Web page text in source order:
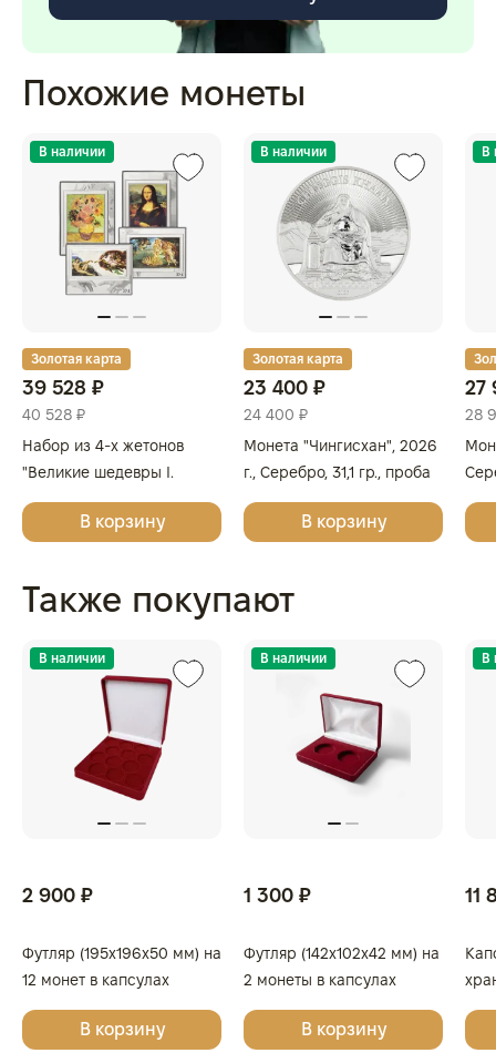
Похожие монеты
В наличии
Золотая карта
39 528 ₽
40 528 ₽
Набор из 4-х жетонов
"Великие шедевры I.
Леонардо да Винчи,
Сандро Боттичелли,
62,2 гр., проба 999,
В корзину
В наличии
Золотая карта
23 400 ₽
24 400 ₽
Монета "Чингисхан", 2026
г., Серебро, 31,1 гр., проба
999.9, МОНГОЛИЯ
В корзину
В
27
28
Также покупают
В наличии
2 900 ₽
Футляр (195x196x50 мм) на
12 монет в капсулах
(диаметр 44 мм), светло-
бордовыйВ корзину
В наличии
1 300 ₽
Футляр (142x102x42 мм) на
2 монеты в капсулах
(диаметр 46 мм), светло-
бордовыйВ корзину
В
11